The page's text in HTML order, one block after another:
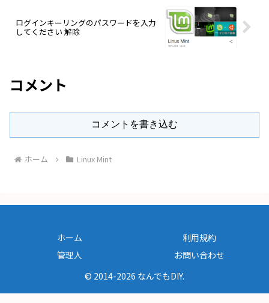
ログインキーリングのパスワードを入力
してください 解除
コメント
コメントを書き込む
ホーム Linux Mint
ホーム
利用規約
管理人
お問い合わせ
© 2014-2026 なんでもDIY.